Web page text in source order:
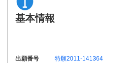
基本情報
出願番号
特願2011-141364